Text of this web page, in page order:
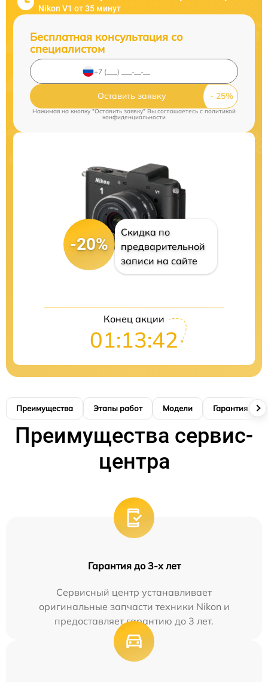
Nikon V1 от 35 минут
Бесплатная консультация со
специалистом
Оставить заявку
Нажимая на кнопку "Оставить заявку" Вы соглашаетесь cполитикой
конфиденциальности
-20%
Скидка по
предварительной
записи на сайте
Конец акции
01:13:40
Преимущества Этапы работ Модели Гарантия
Преимущества сервис-
центра
Гарантия до 3-х лет
Сервисный центр устанавливает
оригинальные запчасти техники Nikon и
предоставляет гарантию до 3 лет.